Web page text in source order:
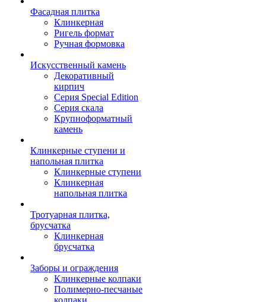
Фасадная плитка
Клинкерная
Ригель формат
Ручная формовка
Искусственный камень
Декоративный
кирпич
Серия Special Edition
Серия скала
Крупноформатный
камень
Клинкерные ступени и
напольная плитка
Клинкерные ступени
Клинкерная
напольная плитка
Тротуарная плитка,
брусчатка
Клинкерная
брусчатка
Заборы и ограждения
Клинкерные колпаки
Полимерно-песчаные
колпаки